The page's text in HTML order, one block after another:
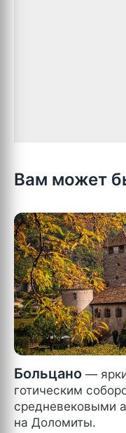
Вам может
Больцано —
готическим
средневековыми
на Доломиты.